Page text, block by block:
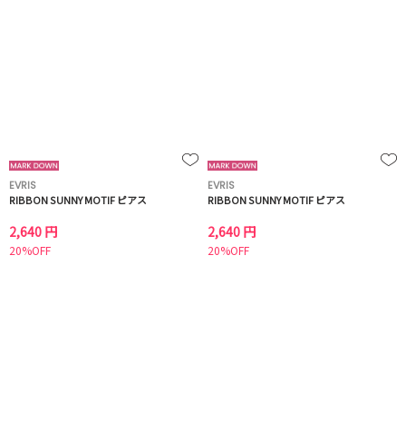
EVRIS
RIBBON SUNNY MOTIF ピアス
2,640 円
20%OFF
EVRIS
RIBBON SUNNY MOTIF ピアス
2,640 円
20%OFF